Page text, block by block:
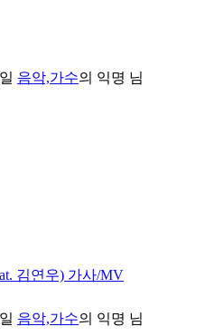
음악,가수의 익명 님
김연우) 가사/MV
음악,가수의 익명 님